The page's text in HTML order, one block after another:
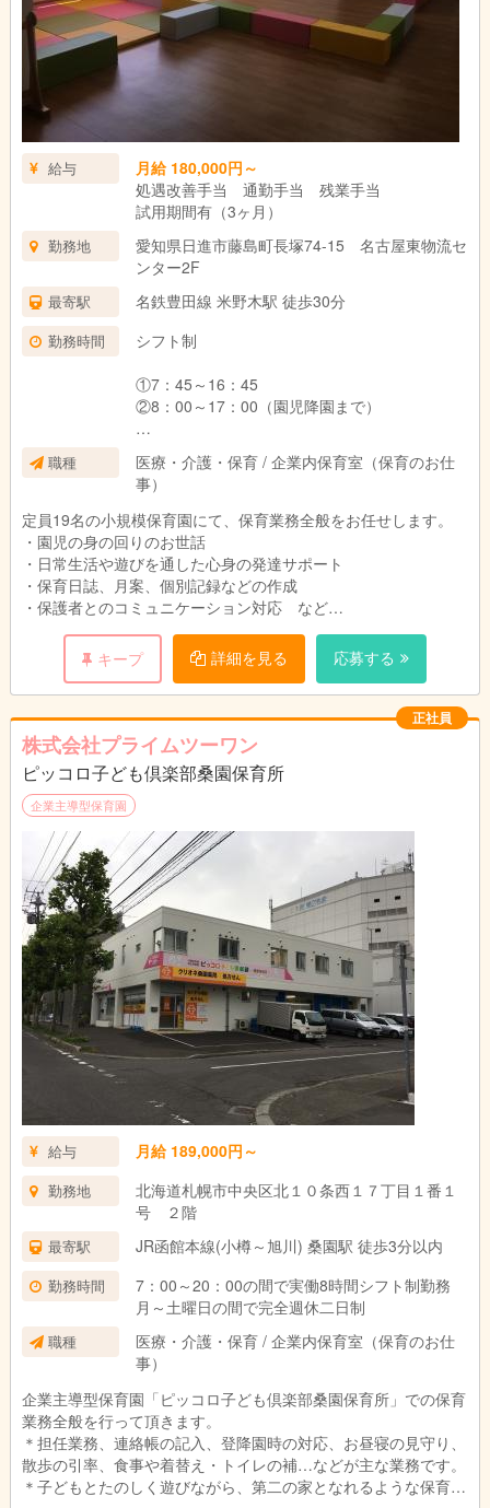
給与
月給 180,000円～
処遇改善手当 通勤手当 残業手当
試用期間有（3ヶ月）
勤務地
愛知県日進市藤島町長塚74-15 名古屋東物流セ
ンター2F
最寄駅 名鉄豊田線 米野木駅 徒歩30分
勤務時間
シフト制
①7：45～16：45
②8：00～17：00（園児降園まで）
Ｒ６年４月より年間休日124日以上
職種
医療・介護・保育 / 企業内保育室（保育のお仕
事）
定員19名の小規模保育園にて、保育業務全般をお任せします。
・園児の身の回りのお世話
・日常生活や遊びを通した心身の発達サポート
・保育日誌、月案、個別記録などの作成
・保護者とのコミュニケーション対応 など
少人数の為、子ども達一人ひとりに寄り添った保育をしていま
キープ 詳細を見る 応募する
正社員
株式会社プライムツーワン
ピッコロ子ども倶楽部桑園保育所
企業主導型保育園
給与 月給 189,000円～
勤務地
北海道札幌市中央区北１０条西１７丁目１番１
号 ２階
最寄駅 JR函館本線(小樽～旭川) 桑園駅 徒歩3分以内
勤務時間
7：00～20：00の間で実働8時間シフト制勤務
月～土曜日の間で完全週休二日制
職種
医療・介護・保育 / 企業内保育室（保育のお仕
事）
企業主導型保育園「ピッコロ子ども倶楽部桑園保育所」での保育
業務全般を行って頂きます。
＊担任業務、連絡帳の記入、登降園時の対応、お昼寝の見守り、
散歩の引率、食事や着替え・トイレの補…などが主な業務です。
＊子どもとたのしく遊びながら、第二の家となれるような保育園